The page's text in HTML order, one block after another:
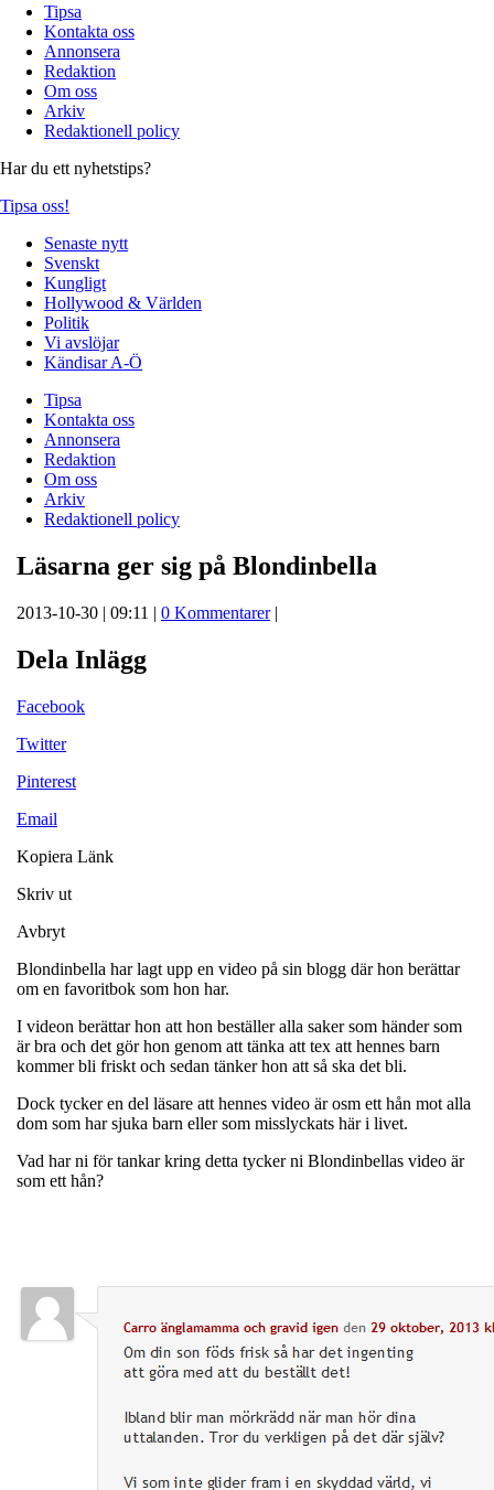
Tipsa
Kontakta oss
Annonsera
Redaktion
Om oss
Arkiv
Redaktionell policy
Har du ett nyhetstips?
Tipsa oss!
Senaste nytt
Svenskt
Kungligt
Hollywood & Världen
Politik
Vi avslöjar
Kändisar A-Ö
Tipsa
Kontakta oss
Annonsera
Redaktion
Om oss
Arkiv
Redaktionell policy
Läsarna ger sig på Blondinbella
2013-10-30 | 09:11 | 0 Kommentarer|
Dela Inlägg
Facebook
Twitter
Pinterest
Email
Kopiera Länk
Skriv ut
Avbryt
Blondinbella har lagt upp en video på sin blogg där hon berättar
om en favoritbok som hon har.
I videon berättar hon att hon beställer alla saker som händer som
är bra och det gör hon genom att tänka att tex att hennes barn
kommer bli friskt och sedan tänker hon att så ska det bli.
Dock tycker en del läsare att hennes video är osm ett hån mot alla
dom som har sjuka barn eller som misslyckats här i livet.
Vad har ni för tankar kring detta tycker ni Blondinbellas video är
som ett hån?